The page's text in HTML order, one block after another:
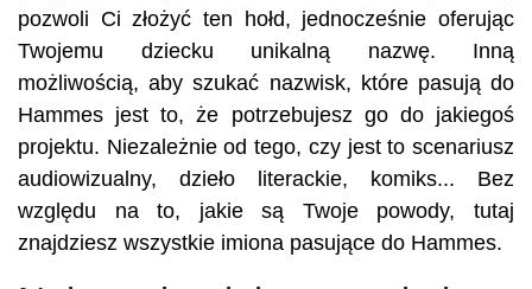
pozwoli Ci złożyć ten hołd, jednocześnie oferując
Twojemu dziecku unikalną nazwę. Inną
możliwością, aby szukać nazwisk, które pasują do
Hammes jest to, że potrzebujesz go do jakiegoś
projektu. Niezależnie od tego, czy jest to scenariusz
audiowizualny, dzieło literackie, komiks... Bez
względu na to, jakie są Twoje powody, tutaj
znajdziesz wszystkie imiona pasujące do Hammes.